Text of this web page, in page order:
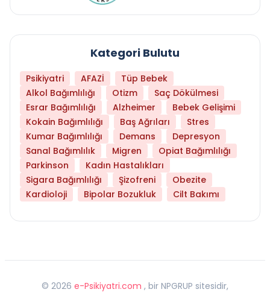
Kategori Bulutu
Psikiyatri AFAZİ
Tüp Bebek
Alkol Bağımlılığı
Otizm
Saç Dökülmesi
Esrar Bağımlılığı
Alzheimer
Bebek Gelişimi
Kokain Bağımlılığı
Baş Ağrıları
Stres
Kumar Bağımlılığı
Demans
Depresyon
Sanal Bağımlılık
Migren
Opiat Bağımlılığı
Parkinson
Kadın Hastalıkları
Sigara Bağımlılığı
Şizofreni
Obezite
Kardioloji
Bipolar Bozukluk Cilt Bakımı
© 2026 e-Psikiyatri.com , bir NPGRUP sitesidir,